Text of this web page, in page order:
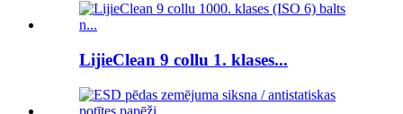
LijieClean 9 collu 1. klases...